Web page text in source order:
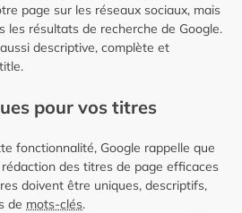
page sur les réseaux sociaux, mais
les résultats de recherche de Google.
descriptive, complète et
pour vos titres
fonctionnalité, Google rappelle que
des titres de page efficaces
doivent être uniques, descriptifs,
de mots-clés.